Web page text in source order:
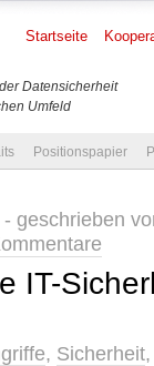
Datensicherheit
Umfeld
Startseite
Positionspapier
- geschrieben
IT-
, Sicherheit